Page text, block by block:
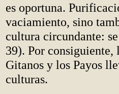
es oportuna.
vaciamiento, sino
cultura circundante:
39). Por
Gitanos y los Payos
culturas.